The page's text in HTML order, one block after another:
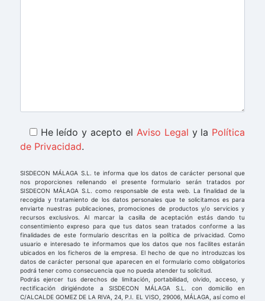
He leído y acepto el Aviso Legal y la Política
de Privacidad.
SISDECON MÁLAGA S.L. te informa que los datos de carácter personal que
nos proporciones rellenando el presente formulario serán tratados por
SISDECON MÁLAGA S.L. como responsable de esta web. La finalidad de la
recogida y tratamiento de los datos personales que te solicitamos es para
enviarte nuestras publicaciones, promociones de productos y/o servicios y
recursos exclusivos. Al marcar la casilla de aceptación estás dando tu
consentimiento expreso para que tus datos sean tratados conforme a las
finalidades de este formulario descritas en la política de privacidad. Como
usuario e interesado te informamos que los datos que nos facilites estarán
ubicados en los ficheros de la empresa. El hecho de que no introduzcas los
datos de carácter personal que aparecen en el formulario como obligatorios
podrá tener como consecuencia que no pueda atender tu solicitud.
Podrás ejercer tus derechos de limitación, portabilidad, olvido, acceso, y
rectificación dirigiéndote a SISDECON MÁLAGA S.L. con domicilio en
C/ALCALDE GOMEZ DE LA RIVA, 24, P.I. EL VISO, 29006, MÁLAGA, así como el